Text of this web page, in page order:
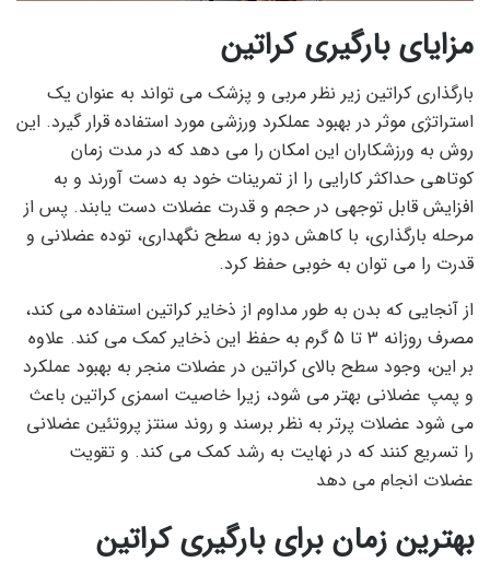
مزایای بارگیری کراتین
بارگذاری کراتین زیر نظر مربی و پزشک می تواند به عنوان یک
استراتژی موثر در بهبود عملکرد ورزشی مورد استفاده قرار گیرد. این
روش به ورزشکاران این امکان را می دهد که در مدت زمان
کوتاهی حداکثر کارایی را از تمرینات خود به دست آورند و به
افزایش قابل توجهی در حجم و قدرت عضلات دست یابند. پس از
مرحله بارگذاری، با کاهش دوز به سطح نگهداری، توده عضلانی و
قدرت را می توان به خوبی حفظ کرد.
از آنجایی که بدن به طور مداوم از ذخایر کراتین استفاده می کند،
مصرف روزانه 3 تا 5 گرم به حفظ این ذخایر کمک می کند. علاوه
بر این، وجود سطح بالای کراتین در عضلات منجر به بهبود عملکرد
و پمپ عضلانی بهتر می شود، زیرا خاصیت اسمزی کراتین باعث
می شود عضلات پرتر به نظر برسند و روند سنتز پروتئین عضلانی
را تسریع کنند که در نهایت به رشد کمک می کند. و تقویت
عضلات انجام می دهد
بهترین زمان برای بارگیری کراتین